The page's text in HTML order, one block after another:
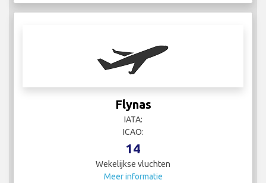
Flynas
IATA:
ICAO:
14
Wekelijkse vluchten
Meer informatie